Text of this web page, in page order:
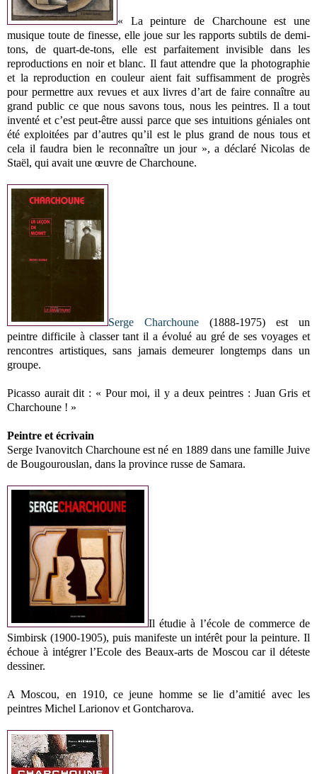
« La peinture de Charchoune est une
musique toute de finesse, elle joue sur les rapports subtils de demi-
tons, de quart-de-tons, elle est parfaitement invisible dans les
reproductions en noir et blanc. Il faut attendre que la photographie
et la reproduction en couleur aient fait suffisamment de progrès
pour permettre aux revues et aux livres d’art de faire connaître au
grand public ce que nous savons tous, nous les peintres. Il a tout
inventé et c’est peut-être aussi parce que ses intuitions géniales ont
été exploitées par d’autres qu’il est le plus grand de nous tous et
cela il faudra bien le reconnaître un jour », a déclaré Nicolas de
Staël, qui avait une œuvre de Charchoune.
Serge Charchoune (1888-1975) est un
peintre difficile à classer tant il a évolué au gré de ses voyages et
rencontres artistiques, sans jamais demeurer longtemps dans un
groupe.
Picasso aurait dit : « Pour moi, il y a deux peintres : Juan Gris et
Charchoune ! »
Peintre et écrivain
Serge Ivanovitch Charchoune est né en 1889 dans une famille Juive
de Bougourouslan, dans la province russe de Samara.
Il étudie à l’école de commerce de
Simbirsk (1900-1905), puis manifeste un intérêt pour la peinture. Il
échoue à intégrer l’Ecole des Beaux-arts de Moscou car il déteste
dessiner.
A Moscou, en 1910, ce jeune homme se lie d’amitié avec les
peintres Michel Larionov et Gontcharova.